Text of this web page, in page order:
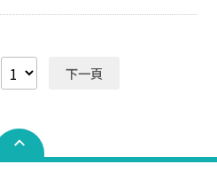
教育服
明書填妥，經辦理教育服務或
下一頁